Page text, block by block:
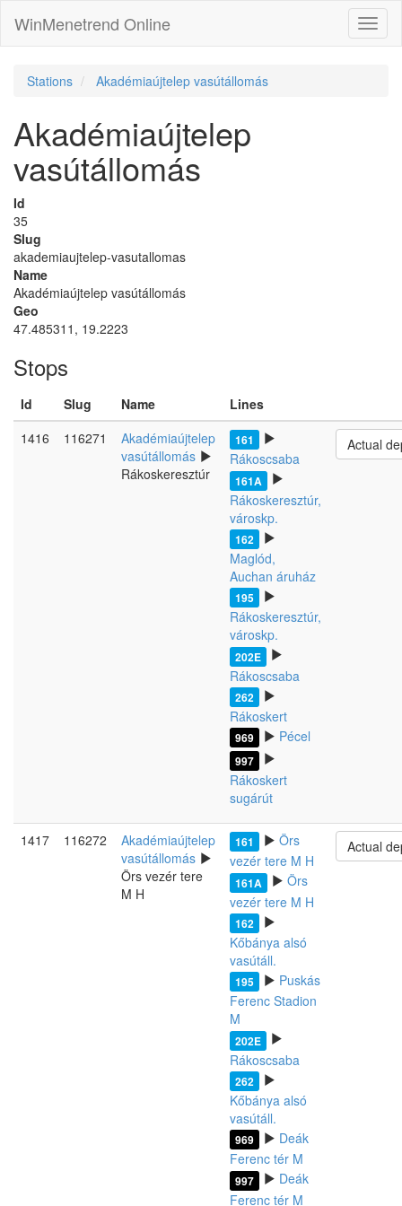
WinMenetrend Online
Stations Akadémiaújtelep vasútállomás
Akadémiaújtelep
vasútállomás
Id
35
Slug
akademiaujtelep-vasutallomas
Name
Akadémiaújtelep vasútállomás
Geo
47.485311, 19.2223
Stops
Id Slug Name
Lines
1416
116271
Akadémiaújtelep
vasútállomás
Rákoskeresztúr
161
Rákoscsaba
161A
Rákoskeresztúr,
városkp.
162
Maglód,
Auchan áruház
195
Rákoskeresztúr,
városkp.
202E
Rákoscsaba
262
Rákoskert
969 Pécel
997
Rákoskert
sugárút
Actual
1417 116272
Akadémiaújtelep
vasútállomás
Örs vezér tere
M H
161
Örs
vezér tere M H
161A
Örs
vezér tere M H
162
Kőbánya alsó
vasútáll.
195
Puskás
Ferenc Stadion
M
202E
Rákoscsaba
262
Kőbánya alsó
vasútáll.
969
Deák
Ferenc tér M
997
Deák
Ferenc tér M
Actual